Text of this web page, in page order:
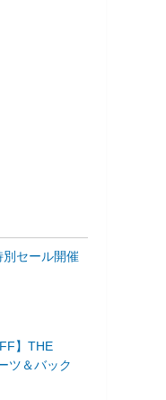
別セール開催
】THE
ツ＆バック